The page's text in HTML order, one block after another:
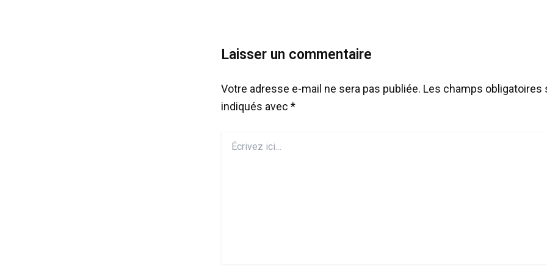
Laisser un commentaire
Votre adresse e-mail ne sera pas publiée. Les champs obligatoires
indiqués avec *
ici…